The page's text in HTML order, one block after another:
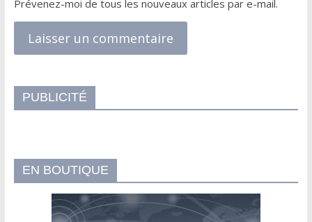
Prévenez-moi de tous les nouveaux articles par e-mail.
PUBLICITÉ
EN BOUTIQUE